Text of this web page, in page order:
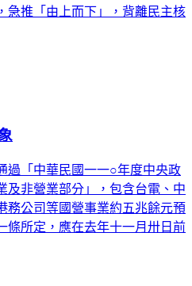
急推「由上而下」，背離民主核
過「中華民國一一○年度中央政
及非營業部分」，包含台電、中
務公司等國營事業約五兆餘元預
條所定，應在去年十一月卅日前